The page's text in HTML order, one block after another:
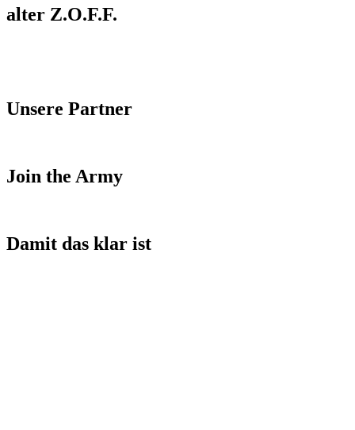
alter Z.O.F.F.
Unsere Partner
Join the Army
Damit das klar ist